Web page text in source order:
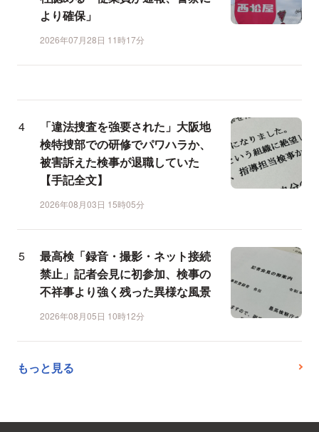
より確保」
2026年07月28日 11時17分
「違法捜査を強要された」大阪地
検特捜部での研修でパワハラか、
被害訴えた検事が退職していた
【手記全文】
2026年08月03日 15時05分
最高検「録音・撮影・ネット接続
禁止」記者会見に初参加、検事の
不祥事より強く残った異様な風景
2026年08月05日 10時12分
もっと見る